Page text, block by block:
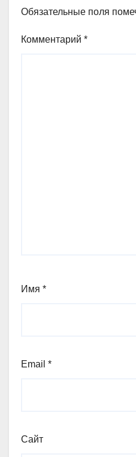
Обязательные поля
Комментарий *
Имя *
Email *
Сайт